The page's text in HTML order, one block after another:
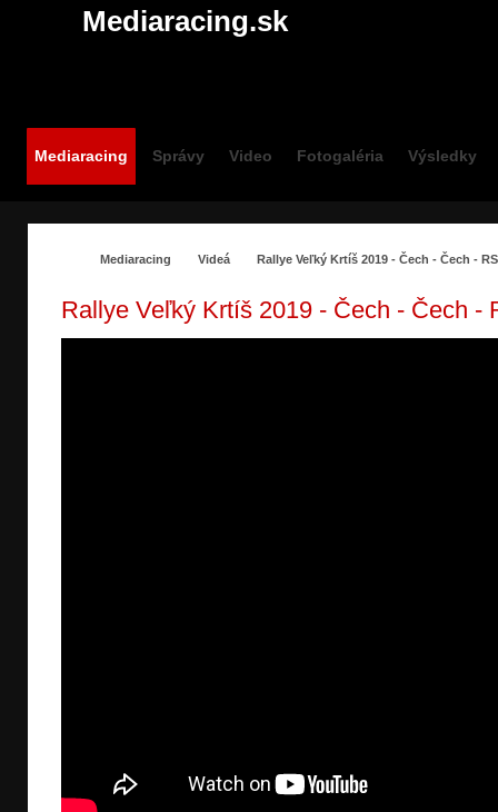
Mediaracing.sk
Mediaracing Správy Video Fotogaléria Výsledky
Mediaracing Videá Rallye Veľký Krtíš 2019 - Čech - Čech -
Rallye Veľký Krtíš 2019 - Čech - Čech -